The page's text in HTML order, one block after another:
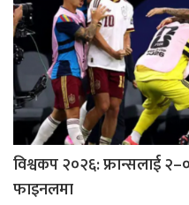
विश्वकप २०२६: फ्रान्सलाई
फाइनलमा